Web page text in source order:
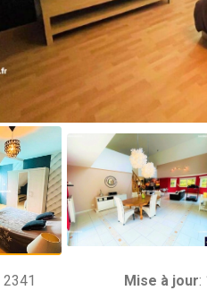
2341 Mise à jour: